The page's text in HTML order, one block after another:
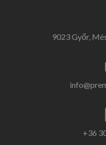
9023 Győr,
+36